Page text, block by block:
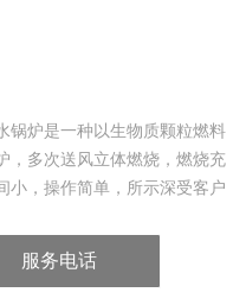
锅炉是一种以生物质颗粒燃料
，多次送风立体燃烧，燃烧充
小，操作简单，所示深受客户
服务电话